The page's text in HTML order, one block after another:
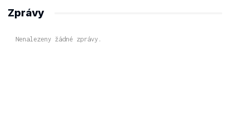
Zprávy
Nenalezeny žádné zprávy.